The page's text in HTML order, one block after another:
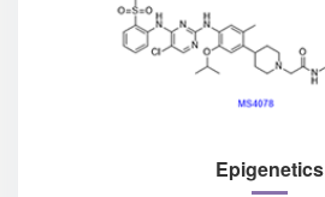
Epigenetics